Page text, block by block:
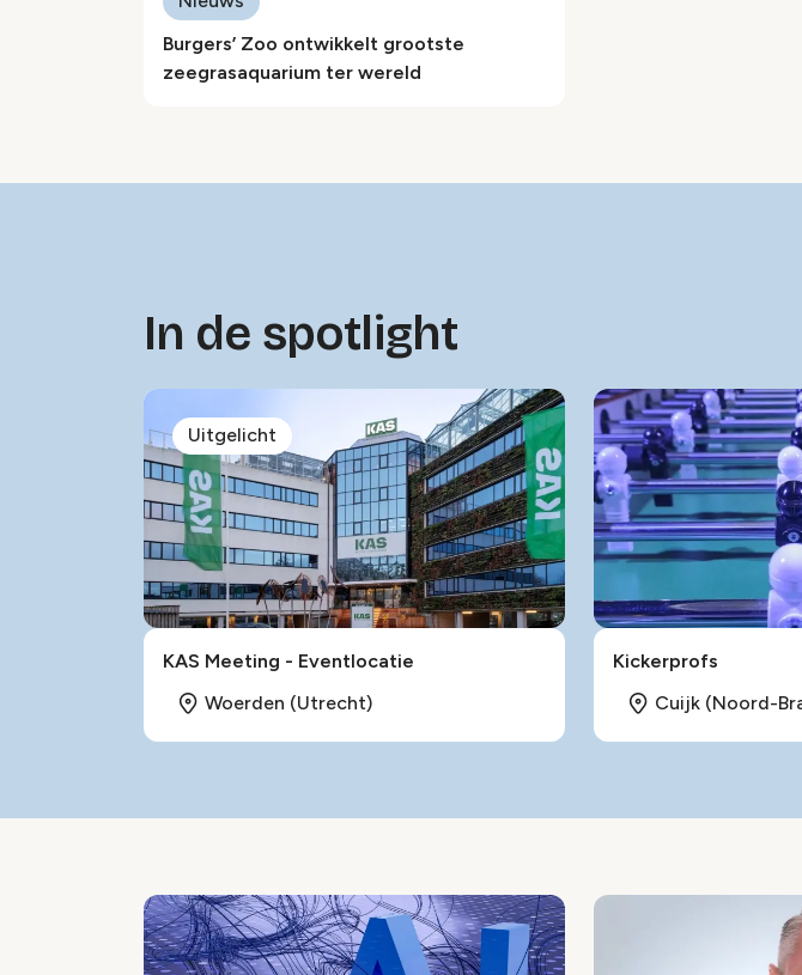
Burgers’ Zoo ontwikkelt grootste
zeegrasaquarium ter wereld
In de spotlight
KAS Meeting - Eventlocatie
Woerden (Utrecht)
Uitgelicht
Kickerprofs
Cuijk (Noord-